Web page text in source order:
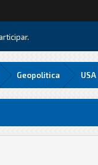
Geopolitica USA